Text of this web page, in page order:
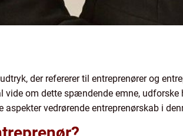
der refererer til entreprenører og
vide om dette spændende emne,
aspekter vedrørende entreprenørskab i